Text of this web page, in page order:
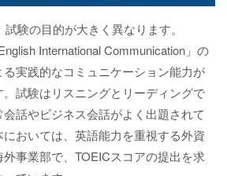
験の目的が大きく異なります。
International Communication」の
実践的なコミュニケーション能力が
試験はリスニングとリーディングで
話やビジネス会話がよく出題されて
おいては、英語能力を重視する外資
事業部で、TOEICスコアの提出を求